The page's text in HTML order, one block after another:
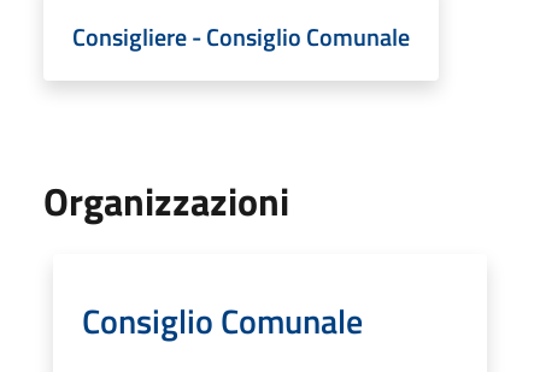
Consigliere - Consiglio Comunale
Organizzazioni
Consiglio Comunale